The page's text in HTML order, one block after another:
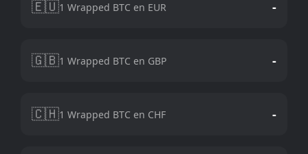
🇪🇺1 Wrapped BTC en EUR -
🇬🇧1 Wrapped BTC en GBP -
🇨🇭1 Wrapped BTC en CHF -